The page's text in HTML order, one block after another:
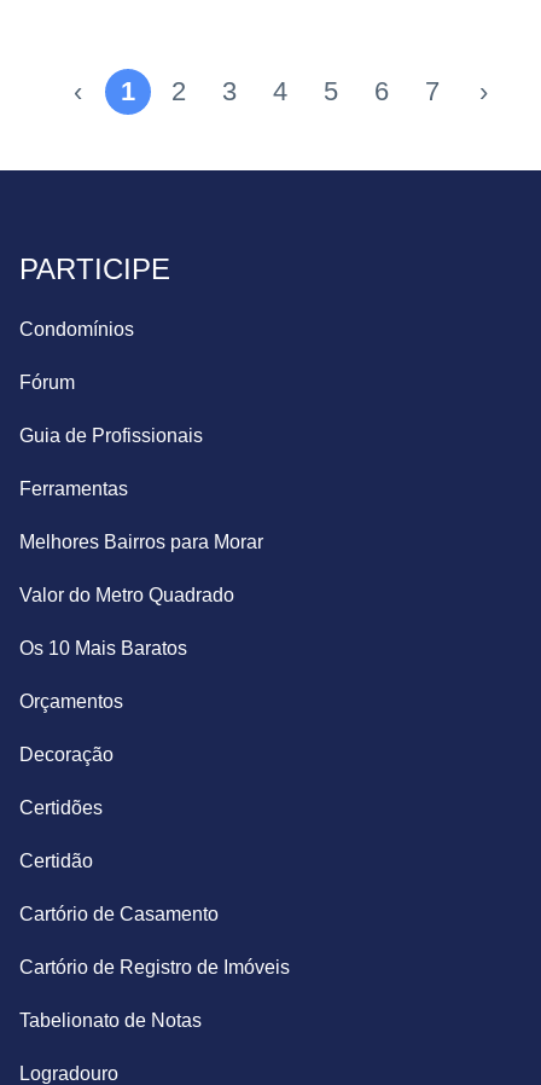
‹ 1 2 3 4 5 6 7 ›
PARTICIPE
Condomínios
Fórum
Guia de Profissionais
Ferramentas
Melhores Bairros para Morar
Valor do Metro Quadrado
Os 10 Mais Baratos
Orçamentos
Decoração
Certidões
Certidão
Cartório de Casamento
Cartório de Registro de Imóveis
Tabelionato de Notas
Logradouro